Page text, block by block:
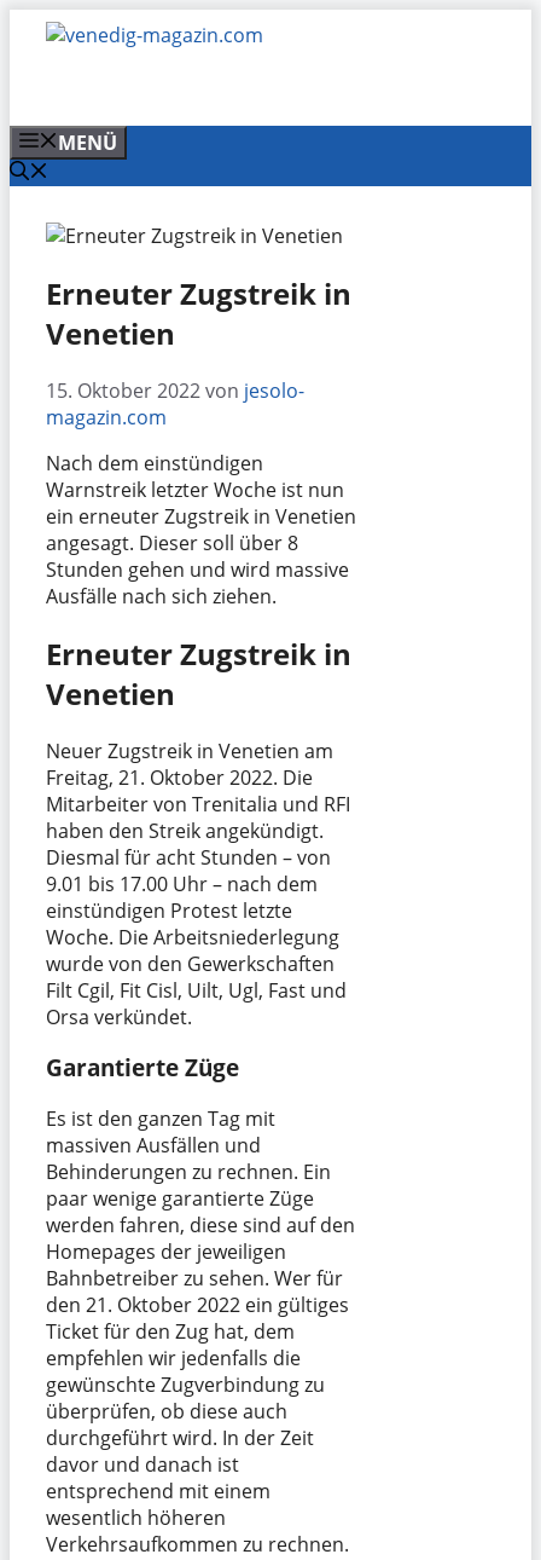
Zum
Inhalt
MENÜ
Erneuter Zugstreik in
Venetien
15. Oktober 2022von jesolo-
magazin.com
Nach dem einstündigen
Warnstreik letzter Woche ist nun
ein erneuter Zugstreik in Venetien
angesagt. Dieser soll über 8
Stunden gehen und wird massive
Ausfälle nach sich ziehen.
Erneuter Zugstreik in
Venetien
Neuer Zugstreik in Venetien am
Freitag, 21. Oktober 2022. Die
Mitarbeiter von Trenitalia und RFI
haben den Streik angekündigt.
Diesmal für acht Stunden – von
9.01 bis 17.00 Uhr – nach dem
einstündigen Protest letzte
Woche. Die Arbeitsniederlegung
wurde von den Gewerkschaften
Filt Cgil, Fit Cisl, Uilt, Ugl, Fast und
Orsa verkündet.
Garantierte Züge
Es ist den ganzen Tag mit
massiven Ausfällen und
Behinderungen zu rechnen. Ein
paar wenige garantierte Züge
werden fahren, diese sind auf den
Homepages der jeweiligen
Bahnbetreiber zu sehen. Wer für
den 21. Oktober 2022 ein gültiges
Ticket für den Zug hat, dem
empfehlen wir jedenfalls die
gewünschte Zugverbindung zu
überprüfen, ob diese auch
durchgeführt wird. In der Zeit
davor und danach ist
entsprechend mit einem
wesentlich höheren
Verkehrsaufkommen zu rechnen.